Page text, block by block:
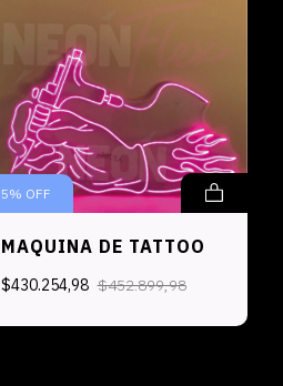
5% OFF
MAQUINA DE TATTOO
$430.254,98 $452.899,98